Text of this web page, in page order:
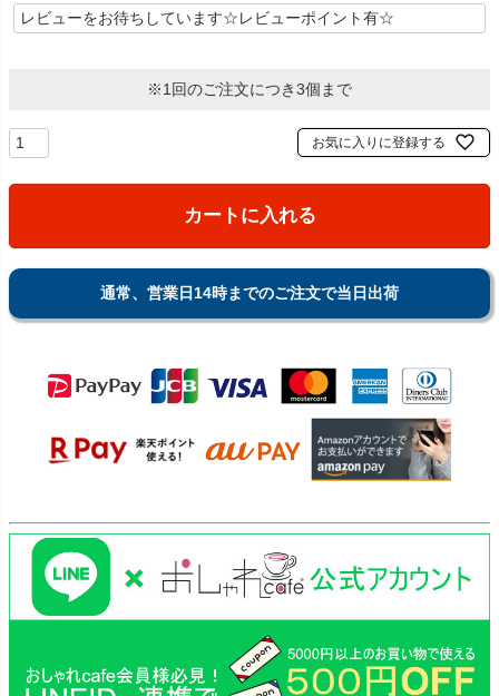
※1回のご注文につき3個まで
お気に入りに登録する
カートに入れる
通常、営業日14時までのご注文で当日出荷